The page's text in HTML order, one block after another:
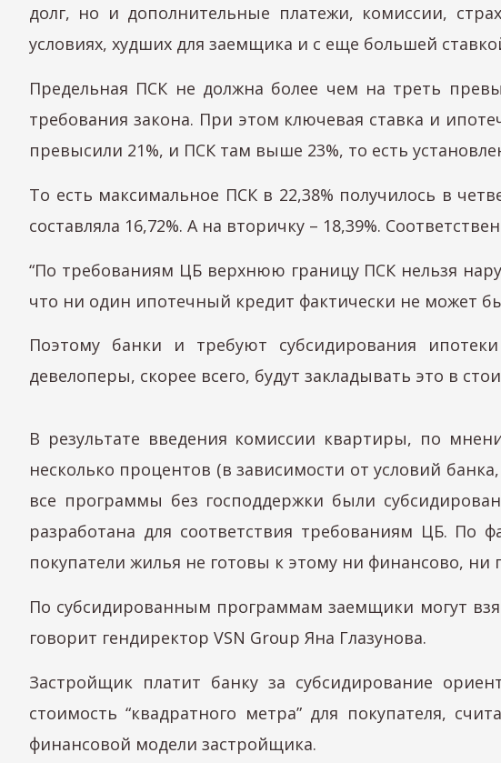
долг, но и дополнительные платежи, комиссии,
условиях, худших для заемщика и с еще большей
Предельная ПСК не должна более чем на треть
требования закона. При этом ключевая ставка и
превысили 21%, и ПСК там выше 23%, то есть
То есть максимальное ПСК в 22,38% получилось в
составляла 16,72%. А на вторичку – 18,39%.
“По требованиям ЦБ верхнюю границу ПСК нельзя
что ни один ипотечный кредит фактически не может
Поэтому банки и требуют субсидирования
девелоперы, скорее всего, будут закладывать это в
В результате введения комиссии квартиры, по
несколько процентов (в зависимости от условий
все программы без господдержки были
разработана для соответствия требованиям ЦБ.
покупатели жилья не готовы к этому ни финансово, ни
По субсидированным программам заемщики могут
говорит гендиректор VSN Group Яна Глазунова.
Застройщик платит банку за субсидирование
стоимость “квадратного метра” для покупателя,
финансовой модели застройщика.